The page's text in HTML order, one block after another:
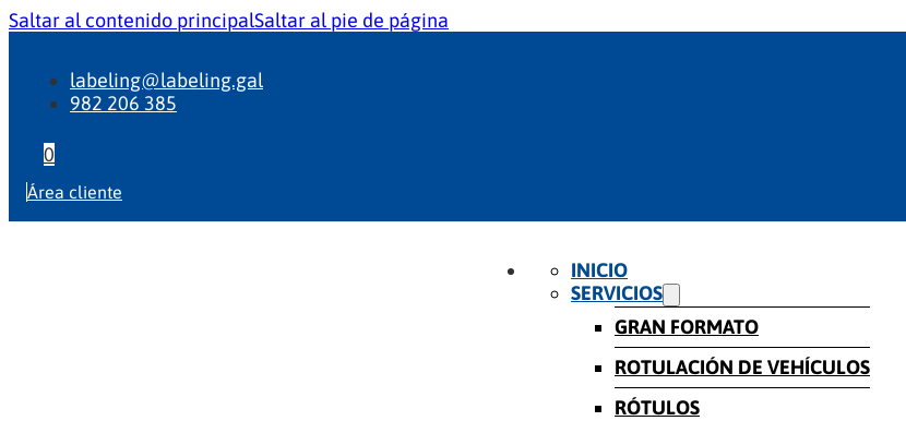
Saltar al contenido principalSaltar al pie de página
labeling@labeling.gal
982 206 385
0
Área cliente
INICIO
SERVICIOS
GRAN FORMATO
ROTULACIÓN DE VEHÍCULOS
RÓTULOS